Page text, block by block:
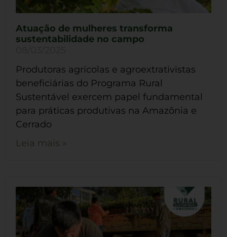
Atuação de mulheres transforma
sustentabilidade no campo
Produtoras agrícolas e agroextrativistas
beneficiárias do Programa Rural
Sustentável exercem papel fundamental
para práticas produtivas na Amazônia e
Cerrado
Leia mais »